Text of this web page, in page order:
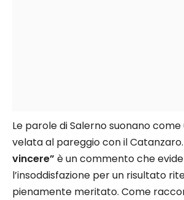
Le parole di Salerno suonano
velata al pareggio con il Catanzaro.
vincere” è un commento che
l’insoddisfazione per un risultato
pienamente meritato. Come